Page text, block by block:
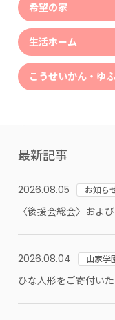
希望の家
生活ホーム
こうせいかん・ゆ
最新記事
2026.08.05 お知ら
〈後援会総会〉およ
2026.08.04 山家学
ひな人形をご寄付い